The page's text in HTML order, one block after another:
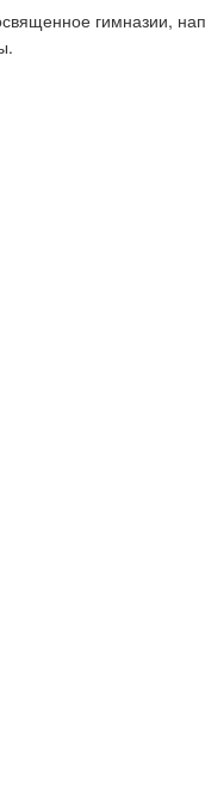
гимназии,